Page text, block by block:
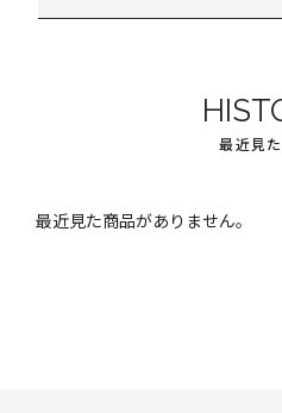
最近見
最近見た商品がありません。